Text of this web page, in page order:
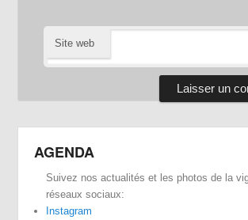
Site web
AGENDA
Suivez nos actualités et les photos de la
réseaux sociaux:
Instagram